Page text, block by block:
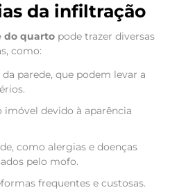
da infiltração
do quartopode trazer diversas
como:
parede, que podem levar a
imóvel devido à aparência
como alergias e doenças
pelo mofo.
frequentes e custosas.